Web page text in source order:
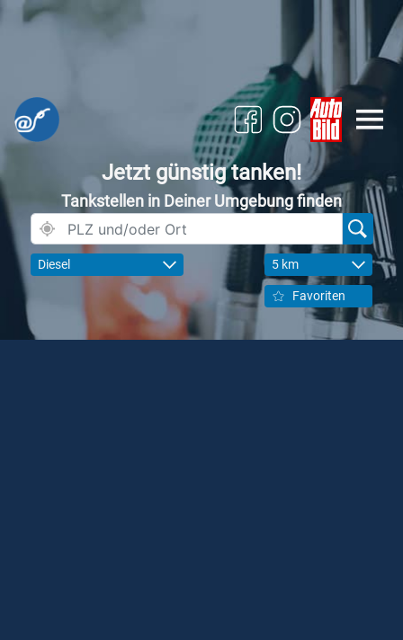
Jetzt günstig tanken!
Tankstellen in Deiner Umgebung finden
Diesel 5 km
Favoriten